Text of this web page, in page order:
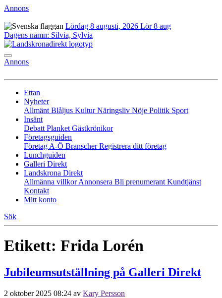
Annons
Lördag 8 augusti, 2026 Lör 8 aug
Dagens namn: Silvia, Sylvia
Annons
Ettan
Nyheter
Allmänt Blåljus KulturNäringsliv Nöje Politik Sport
Insänt
Debatt Planket Gästkrönikor
Företagsguiden
Företag A-Ö BranscherRegistrera ditt företag
Lunchguiden
Galleri Direkt
Landskrona Direkt
Allmänna villkorAnnonsera Bli prenumerant Kundtjänst
Kontakt
Mitt konto
Sök
Etikett: Frida Lorén
Jubileumsutställning på Galleri Direkt
2 oktober 2025 08:24 av Kary Persson